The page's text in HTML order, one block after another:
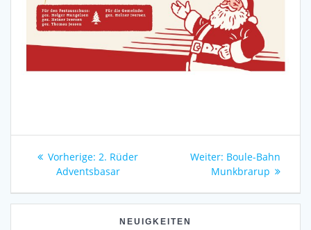
Beitragsnavigation
Vorherige: Vorheriger
Beitrag:
2. Rüder
Adventsbasar
Weiter: Nächster
Beitrag:
Boule-Bahn
Munkbrarup
NEUIGKEITEN